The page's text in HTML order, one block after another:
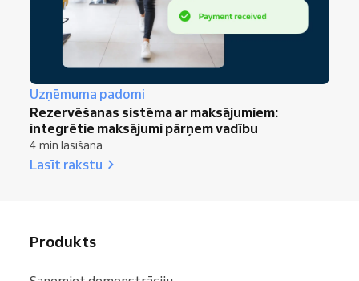
Uzņēmuma padomi
Rezervēšanas sistēma ar maksājumiem:
integrētie maksājumi pārņem vadību
4 min lasīšana
Lasīt rakstu
Produkts